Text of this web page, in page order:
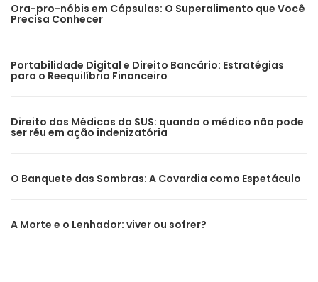
Ora-pro-nóbis em Cápsulas: O Superalimento que Você
Precisa Conhecer
Portabilidade Digital e Direito Bancário: Estratégias
para o Reequilíbrio Financeiro
Direito dos Médicos do SUS: quando o médico não pode
ser réu em ação indenizatória
O Banquete das Sombras: A Covardia como Espetáculo
A Morte e o Lenhador: viver ou sofrer?